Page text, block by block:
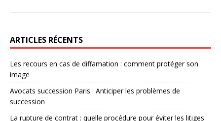
ARTICLES RÉCENTS
Les recours en cas de diffamation : comment protéger son
image
Avocats succession Paris : Anticiper les problèmes de
succession
La rupture de contrat : quelle procédure pour éviter les litiges